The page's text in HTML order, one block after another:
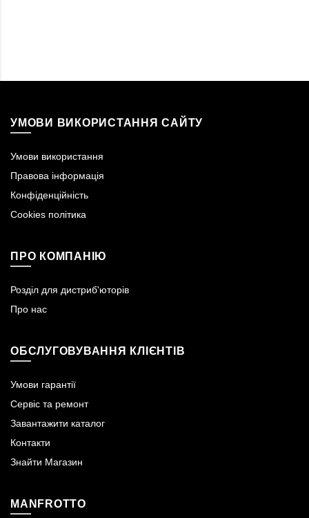
УМОВИ ВИКОРИСТАННЯ САЙТУ
Умови використання
Правова інформація
Конфіденційність
Cookies політика
ПРО КОМПАНІЮ
Розділ для дистриб'юторів
Про нас
ОБСЛУГОВУВАННЯ КЛІЄНТІВ
Умови гарантії
Сервіс та ремонт
Завантажити каталог
Контакти
Знайти Магазин
MANFROTTO